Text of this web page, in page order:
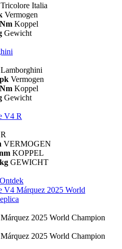
Italia
Vermogen
Koppel
Gewicht
Vermogen
Koppel
Gewicht
V4 R
VERMOGEN
KOPPEL
GEWICHT
Ontdek
V4 Márquez 2025 World
2025 World Champion
2025 World Champion